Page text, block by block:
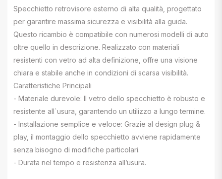
Specchietto retrovisore esterno di alta qualità, progettato
per garantire massima sicurezza e visibilità alla guida.
Questo ricambio è compatibile con numerosi modelli di auto
oltre quello in descrizione. Realizzato con materiali
resistenti con vetro ad alta definizione, offre una visione
chiara e stabile anche in condizioni di scarsa visibilità.
Caratteristiche Principali
- Materiale durevole: Il vetro dello specchietto è robusto e
resistente all`usura, garantendo un utilizzo a lungo termine.
- Installazione semplice e veloce: Grazie al design plug &
play, il montaggio dello specchietto avviene rapidamente
senza bisogno di modifiche particolari.
- Durata nel tempo e resistenza all’usura.